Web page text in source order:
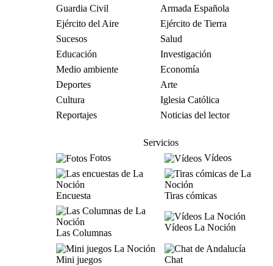
Guardia Civil
Armada Española
Ejército del Aire
Ejército de Tierra
Sucesos
Salud
Educación
Investigación
Medio ambiente
Economía
Deportes
Arte
Cultura
Iglesia Católica
Reportajes
Noticias del lector
Servicios
Fotos
Vídeos
Encuesta Tiras cómicas
Las Columnas
Vídeos La Noción
Mini juegos
Chat